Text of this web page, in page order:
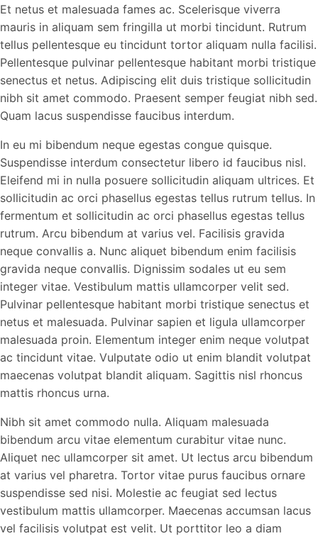
Et netus et malesuada fames ac. Scelerisque viverra
mauris in aliquam sem fringilla ut morbi tincidunt. Rutrum
tellus pellentesque eu tincidunt tortor aliquam nulla facilisi.
Pellentesque pulvinar pellentesque habitant morbi tristique
senectus et netus. Adipiscing elit duis tristique sollicitudin
nibh sit amet commodo. Praesent semper feugiat nibh sed.
Quam lacus suspendisse faucibus interdum.
In eu mi bibendum neque egestas congue quisque.
Suspendisse interdum consectetur libero id faucibus nisl.
Eleifend mi in nulla posuere sollicitudin aliquam ultrices. Et
sollicitudin ac orci phasellus egestas tellus rutrum tellus. In
fermentum et sollicitudin ac orci phasellus egestas tellus
rutrum. Arcu bibendum at varius vel. Facilisis gravida
neque convallis a. Nunc aliquet bibendum enim facilisis
gravida neque convallis. Dignissim sodales ut eu sem
integer vitae. Vestibulum mattis ullamcorper velit sed.
Pulvinar pellentesque habitant morbi tristique senectus et
netus et malesuada. Pulvinar sapien et ligula ullamcorper
malesuada proin. Elementum integer enim neque volutpat
ac tincidunt vitae. Vulputate odio ut enim blandit volutpat
maecenas volutpat blandit aliquam. Sagittis nisl rhoncus
mattis rhoncus urna.
Nibh sit amet commodo nulla. Aliquam malesuada
bibendum arcu vitae elementum curabitur vitae nunc.
Aliquet nec ullamcorper sit amet. Ut lectus arcu bibendum
at varius vel pharetra. Tortor vitae purus faucibus ornare
suspendisse sed nisi. Molestie ac feugiat sed lectus
vestibulum mattis ullamcorper. Maecenas accumsan lacus
vel facilisis volutpat est velit. Ut porttitor leo a diam